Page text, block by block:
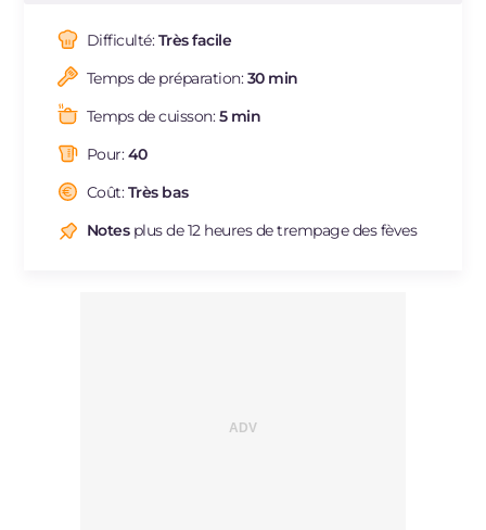
NL
Dont sucres
Protéine
Graisses
Fibre
Sodium
Difficulté:Très facile
Temps de préparation:30 min
Temps de cuisson:5 min
Pour:40
Coût:Très bas
Notesplus de 12 heures de trempage des fèves